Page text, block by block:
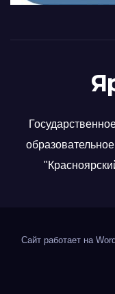
Сайт работает на